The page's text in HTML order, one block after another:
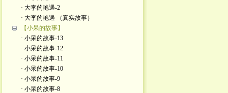
· 大李的艳遇-2
· 大李的艳遇 （真实故事）
【小呆的故事】
· 小呆的故事-13
· 小呆的故事-12
· 小呆的故事-11
· 小呆的故事-10
· 小呆的故事-9
· 小呆的故事-8